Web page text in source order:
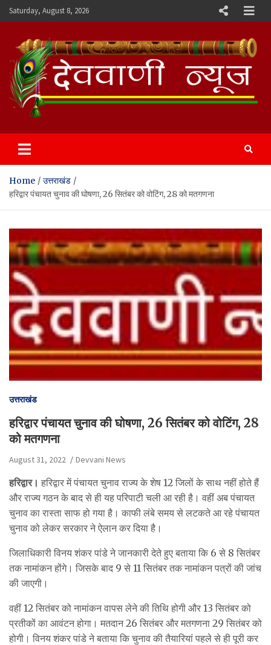
Skip
to
Saturday, August 8, 2026
Devvani News Portal
Home
उत्तराखंड
हरिद्वार पंचायत चुनाव की घोषणा, 26 सितंबर को वोटिंग, 28 को मतगणना
उत्तराखंड
हरिद्वार पंचायत चुनाव की घोषणा, 26 सितंबर को वोटिंग, 28
को मतगणना
August 31, 2022 Devvani News
हरिद्वार। हरिद्वार में पंचायत चुनाव राज्य के शेष 12 जिलों के साथ नहीं होते हैं
और राज्य गठन के बाद से ही यह परिपाटी चली आ रही है। वहीं अब पंचायत
चुनाव का रास्ता साफ हो गया है। काफी लंबे समय से लटकते आ रहे पंचायत
चुनाव को लेकर सरकार ने ऐलान कर दिया है।
जिलाधिकारी विनय शंकर पांडे ने जानकारी देते हुए बताया कि 6 से 8 सितंबर
तक नामांकन होंगे। जिसके बाद 9 से 11 सितंबर तक नामांकन पत्रों की जांच
की जाएगी।
वहीं 12 सितंबर को नामांकन वापस लेने की तिथि होगी और 13 सितंबर को
प्रतीकों का आवंटन होगा। मतदान 26 सितंबर और मतगणना 29 सितंबर को
होगी। विनय शंकर पांडे ने बताया कि चुनाव की तैयारियां पहले से ही पूरी कर